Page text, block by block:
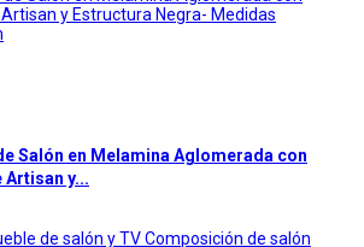
Salón en Melamina Aglomerada con
Artisan y...